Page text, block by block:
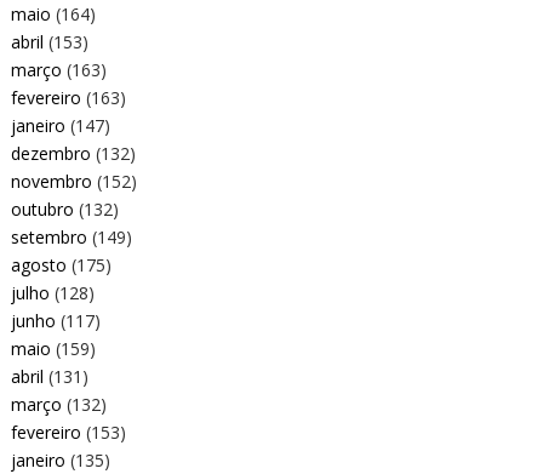
maio (164)
abril (153)
março (163)
fevereiro (163)
janeiro (147)
dezembro (132)
novembro (152)
outubro (132)
setembro (149)
agosto (175)
julho (128)
junho (117)
maio (159)
abril (131)
março (132)
fevereiro (153)
janeiro (135)